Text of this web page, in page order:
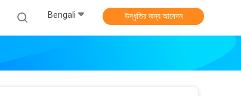
Bengali উদ্ধৃতির জন্য আবেদন